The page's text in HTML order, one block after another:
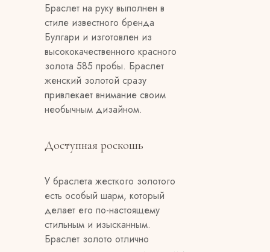
Браслет на руку выполнен в
стиле известного бренда
Булгари и изготовлен из
высококачественного красного
золота 585 пробы. Браслет
женский золотой сразу
привлекает внимание своим
необычным дизайном.
Доступная роскошь
У браслета жесткого золотого
есть особый шарм, который
делает его по-настоящему
стильным и изысканным.
Браслет золото отлично